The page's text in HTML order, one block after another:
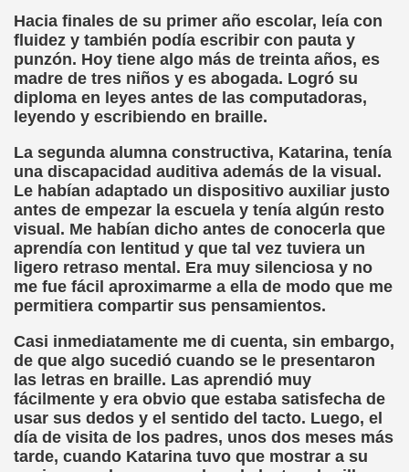
Hacia finales de su primer año escolar, leía con
fluidez y también podía escribir con pauta y
punzón. Hoy tiene algo más de treinta años, es
madre de tres niños y es abogada. Logró su
diploma en leyes antes de las computadoras,
leyendo y escribiendo en braille.
La segunda alumna constructiva, Katarina, tenía
una discapacidad auditiva además de la visual.
Le habían adaptado un dispositivo auxiliar justo
antes de empezar la escuela y tenía algún resto
visual. Me habían dicho antes de conocerla que
aprendía con lentitud y que tal vez tuviera un
ligero retraso mental. Era muy silenciosa y no
me fue fácil aproximarme a ella de modo que me
permitiera compartir sus pensamientos.
Casi inmediatamente me di cuenta, sin embargo,
de que algo sucedió cuando se le presentaron
las letras en braille. Las aprendió muy
fácilmente y era obvio que estaba satisfecha de
usar sus dedos y el sentido del tacto. Luego, el
día de visita de los padres, unos dos meses más
tarde, cuando Katarina tuvo que mostrar a su
(Lídia León Esteban Y Víctor Martínez Maheux)
30-11-11 (Pedro Zurita)
Horizontes, Enrique Elissalde y Carmen Roig)
Martín Figueroa)
Lectobraillístico (Egosan)
Otero)
ajedrecistas ciegos (Roberto Enjuto)
Martín Figueroa)
Ángel Vázquez)